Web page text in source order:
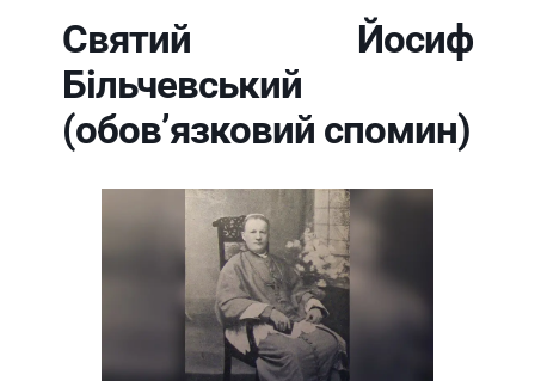
Святий Йосиф
Більчевський
(обов’язковий спомин)